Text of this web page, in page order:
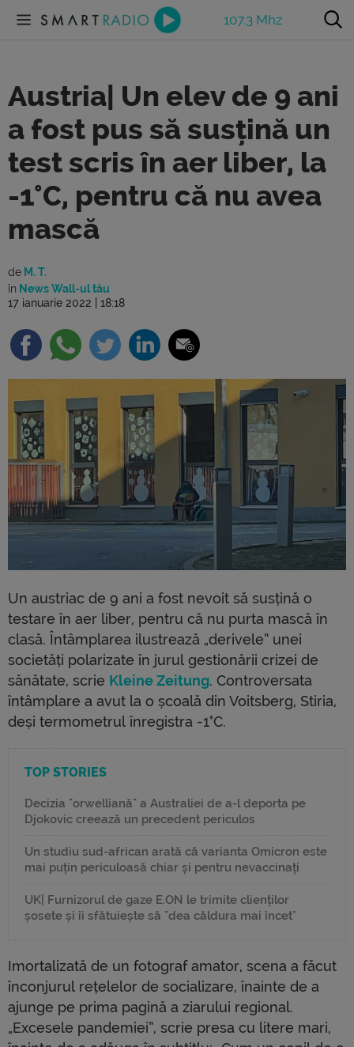
107.3 Mhz
Austria| Un elev de 9 ani
a fost pus să susțină un
test scris în aer liber, la
-1°C, pentru că nu avea
mască
de M. T.
în News Wall-ul tău
17 ianuarie 2022 | 18:18
Un austriac de 9 ani a fost nevoit să susțină o
testare în aer liber, pentru că nu purta mască în
clasă. Întâmplarea ilustrează „derivele” unei
societăți polarizate în jurul gestionării crizei de
sănătate, scrie Kleine Zeitung. Controversata
întâmplare a avut la o școală din Voitsberg, Stiria,
deși termometrul înregistra -1°C.
TOP STORIES
Decizia "orwelliană" a Australiei de a-l deporta pe
Djokovic creează un precedent periculos
Un studiu sud-african arată că varianta Omicron este
mai puțin periculoasă chiar și pentru nevaccinați
UK| Furnizorul de gaze E.ON le trimite clienților
șosete și îi sfătuiește să "dea căldura mai încet"
Imortalizată de un fotograf amator, scena a făcut
înconjurul rețelelor de socializare, înainte de a
ajunge pe prima pagină a ziarului regional.
„Excesele pandemiei”, scrie presa cu litere mari,